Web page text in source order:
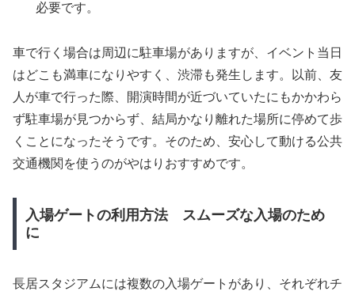
必要です。
車で行く場合は周辺に駐車場がありますが、イベント当日
はどこも満車になりやすく、渋滞も発生します。以前、友
人が車で行った際、開演時間が近づいていたにもかかわら
ず駐車場が見つからず、結局かなり離れた場所に停めて歩
くことになったそうです。そのため、安心して動ける公共
交通機関を使うのがやはりおすすめです。
入場ゲートの利用方法 スムーズな入場のため
に
長居スタジアムには複数の入場ゲートがあり、それぞれチ